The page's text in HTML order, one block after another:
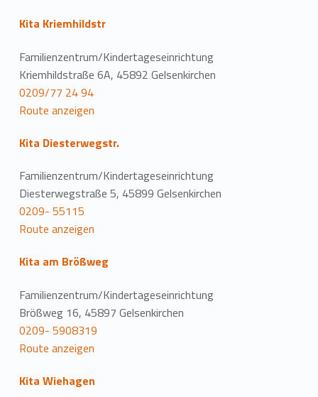
Kita Kriemhildstr
Familienzentrum/Kindertageseinrichtung
Kriemhildstraße 6A, 45892 Gelsenkirchen
0209/77 24 94
Route anzeigen
Kita Diesterwegstr.
Familienzentrum/Kindertageseinrichtung
Diesterwegstraße 5, 45899 Gelsenkirchen
0209- 55115
Route anzeigen
Kita am Brößweg
Familienzentrum/Kindertageseinrichtung
Brößweg 16, 45897 Gelsenkirchen
0209- 5908319
Route anzeigen
Kita Wiehagen